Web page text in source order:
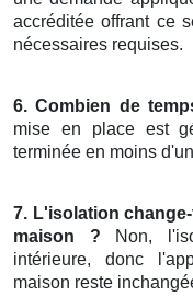
accréditée offrant ce
nécessaires requises.
6. Combien de
mise en place est
terminée en moins
7. L'isolation
maison ? Non,
intérieure, donc
maison reste